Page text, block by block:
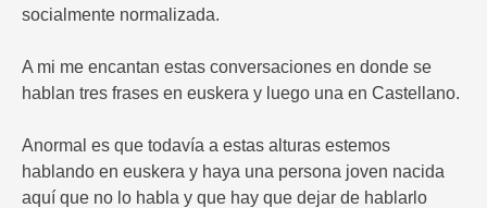
socialmente normalizada.
A mi me encantan estas conversaciones en donde se
hablan tres frases en euskera y luego una en Castellano.
Anormal es que todavía a estas alturas estemos
hablando en euskera y haya una persona joven nacida
aquí que no lo habla y que hay que dejar de hablarlo